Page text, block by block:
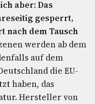
aber: Das
gesperrt,
nach dem Tausch
werden ab dem
auf dem
die EU-
haben, das
Hersteller von